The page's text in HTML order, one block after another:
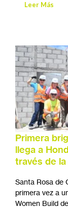
Leer Más
Primera
llega a
través de
Santa Rosa de
primera vez a
Women Build